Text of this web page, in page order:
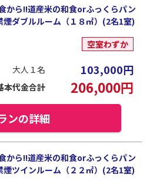
から!!道産米の和食orふっくらパン
ダブルルーム（１８㎡）(2名1室)
空室わずか
大人１名 103,000円
本代金合計 206,000円
ンの詳細
から!!道産米の和食orふっくらパン
ツインルーム（２２㎡）(2名1室)